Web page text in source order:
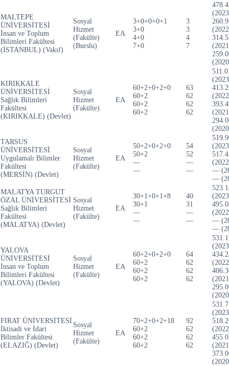
MALTEPE
ÜNİVERSİTESİ
İnsan ve Toplum
Bilimleri Fakültesi
(İSTANBUL) (Vakıf)
Sosyal
Hizmet
(Fakülte)
(Burslu)
EA
3+0+0+0+1
3+0
4+0
7+0
3
3
4
7
KIRIKKALE
ÜNİVERSİTESİ
Sağlık Bilimleri
Fakültesi
(KIRIKKALE) (Devlet)
Sosyal
Hizmet
(Fakülte)
EA
60+2+0+2+0
60+2
60+2
60+2
63
62
62
62
TARSUS
ÜNİVERSİTESİ
Uygulamalı Bilimler
Fakültesi
(MERSİN) (Devlet)
Sosyal
Hizmet
(Fakülte)
EA
50+2+0+2+0
50+2
—
—
54
52
—
—
—
—
MALATYA TURGUT
ÖZAL ÜNİVERSİTESİ
Sağlık Bilimleri
Fakültesi
(MALATYA) (Devlet)
Sosyal
Hizmet
(Fakülte)
EA
30+1+0+1+8
30+1
—
—
40
31
—
—
—
—
YALOVA
ÜNİVERSİTESİ
İnsan ve Toplum
Bilimleri Fakültesi
(YALOVA) (Devlet)
Sosyal
Hizmet
(Fakülte)
EA
60+2+0+2+0
60+2
60+2
60+2
64
62
62
62
FIRAT ÜNİVERSİTESİ
İktisadi ve İdari
Bilimler Fakültesi
(ELAZIĞ) (Devlet)
Sosyal
Hizmet
(Fakülte)
EA
70+2+0+2+18
60+2
60+2
60+2
92
62
62
62